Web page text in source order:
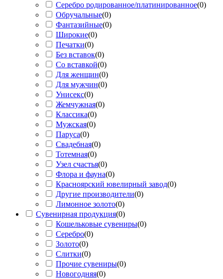
Серебро родированное/платинированное(0)
Обручальные(0)
Фантазийные(0)
Широкие(0)
Печатки(0)
Без вставок(0)
Со вставкой(0)
Для женщин(0)
Для мужчин(0)
Унисекс(0)
Жемчужная(0)
Классика(0)
Мужская(0)
Паруса(0)
Свадебная(0)
Тотемная(0)
Узел счастья(0)
Флора и фауна(0)
Красноярский ювелирный завод(0)
Другие производители(0)
Лимонное золото(0)
Сувенирная продукция(0)
Кошельковые сувениры(0)
Серебро(0)
Золото(0)
Слитки(0)
Прочие сувениры(0)
Новогодняя(0)